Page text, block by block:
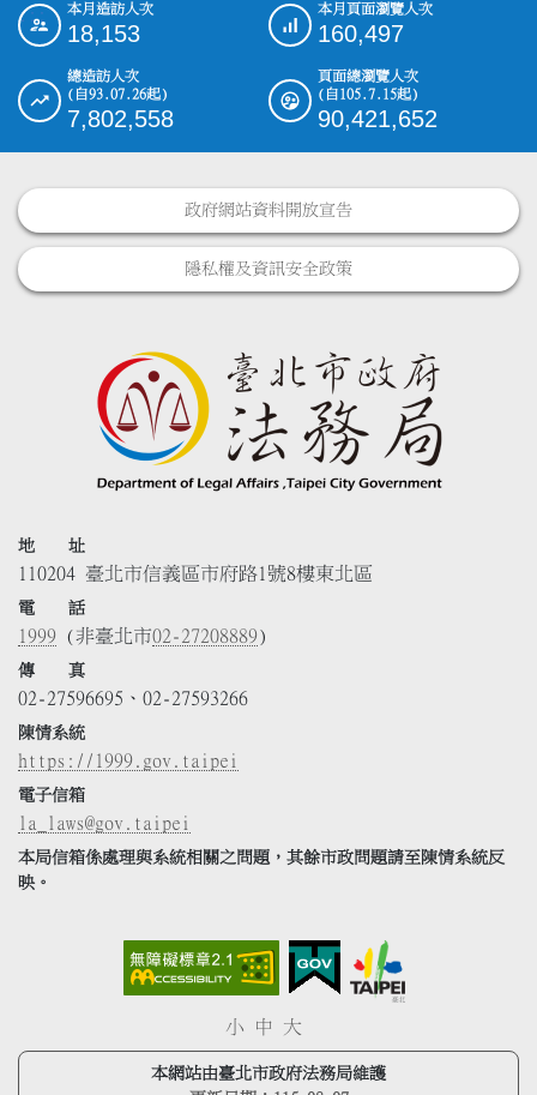
::: 本月造訪人次
18,153
本月頁面瀏覽人次
160,497
總造訪人次
(自93.07.26起)
7,802,558
頁面總瀏覽人次
(自105.7.15起)
90,421,652
政府網站資料開放宣告
隱私權及資訊安全政策
地 址
110204 臺北市信義區市府路1號8樓東北區
電 話
1999 (非臺北市02-27208889)
傳 真
02-27596695、02-27593266
陳情系統
https://1999.gov.taipei
電子信箱
la_laws@gov.taipei
本局信箱係處理與系統相關之問題，其餘市政問題請至陳情系統反
映。
小 中 大
本網站由臺北市政府法務局維護